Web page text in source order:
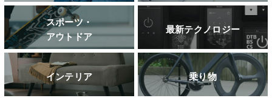
スポーツ・
アウトドア
最新テクノロジー
インテリア 乗り物